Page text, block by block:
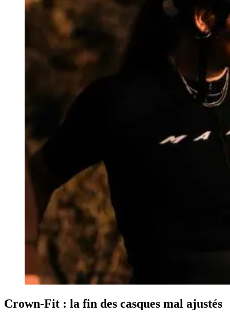
Crown-Fit : la fin des casques mal ajustés